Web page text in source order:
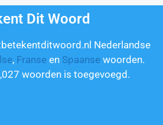
Dit Woord
Nederlandse
, Franse en Spaanse woorden.
woorden is toegevoegd.